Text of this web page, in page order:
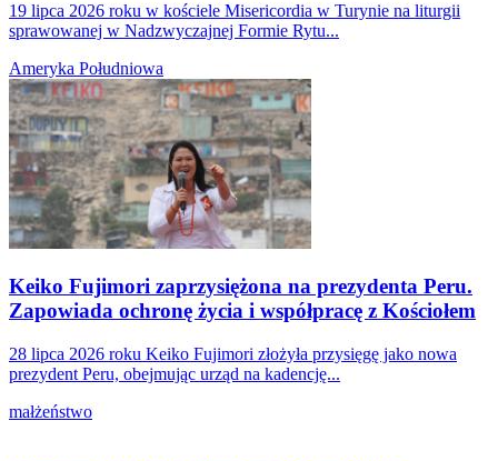
19 lipca 2026 roku w kościele Misericordia w Turynie na liturgii
sprawowanej w Nadzwyczajnej Formie Rytu...
Ameryka Południowa
Keiko Fujimori zaprzysiężona na prezydenta Peru.
Zapowiada ochronę życia i współpracę z Kościołem
28 lipca 2026 roku Keiko Fujimori złożyła przysięgę jako nowa
prezydent Peru, obejmując urząd na kadencję...
małżeństwo